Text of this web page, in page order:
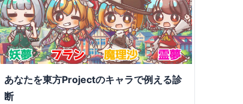
あなたを東方Projectのキャラで例える診
断